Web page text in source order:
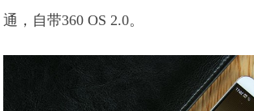
通，自带360 OS 2.0。